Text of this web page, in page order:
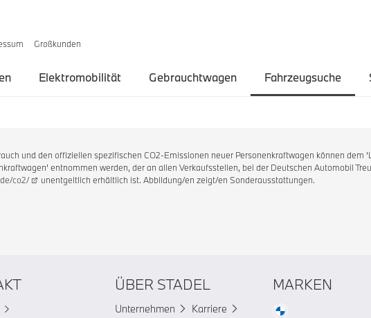
Großkunden
Elektromobilität Gebrauchtwagen Fahrzeugsuche
und den offiziellen spezifischen CO2-Emissionen neuer Personenkraftwagen können dem
entnommen werden, der an allen Verkaufsstellen, bei der Deutschen Automobil
co2/ unentgeltlich erhältlich ist. Abbildung/en zeigt/en Sonderausstattungen.
ÜBER STADEL
Unternehmen
Karriere
MARKEN